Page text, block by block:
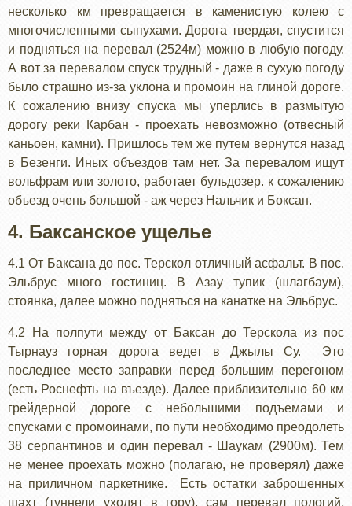
несколько км превращается в каменистую колею с
многочисленными сыпухами. Дорога твердая, спустится
и подняться на перевал (2524м) можно в любую погоду.
А вот за перевалом спуск трудный - даже в сухую погоду
было страшно из-за уклона и промоин на глиной дороге.
К сожалению внизу спуска мы уперлись в размытую
дорогу реки Карбан - проехать невозможно (отвесный
каньоен, камни). Пришлось тем же путем вернутся назад
в Безенги. Иных объездов там нет. За перевалом ищут
вольфрам или золото, работает бульдозер. к сожалению
объезд очень большой - аж через Нальчик и Боксан.
4. Баксанское ущелье
4.1 От Баксана до пос. Терскол отличный асфальт. В пос.
Эльбрус много гостиниц. В Азау тупик (шлагбаум),
стоянка, далее можно подняться на канатке на Эльбрус.
4.2 На полпути между от Баксан до Терскола из пос
Тырнауз горная дорога ведет в Джылы Су. Это
последнее место заправки перед большим перегоном
(есть Роснефть на въезде). Далее приблизительно 60 км
грейдерной дороге с небольшими подъемами и
спусками с промоинами, по пути необходимо преодолеть
38 серпантинов и один перевал - Шаукам (2900м). Тем
не менее проехать можно (полагаю, не проверял) даже
на приличном паркетнике. Есть остатки заброшенных
шахт (туннели уходят в гору), сам перевал пологий,